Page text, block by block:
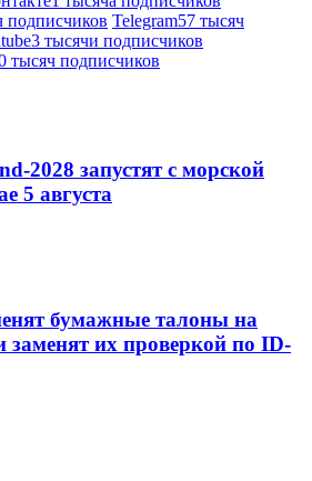
подписчиков Telegram57 тысяч
3 тысячи подписчиков
тысяч подписчиков
2028 запустят с морской
5 августа
бумажные талоны на
заменят их проверкой по ID-